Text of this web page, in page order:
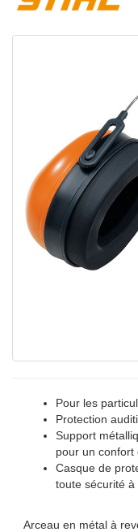
Pour les
Protection
Support
pour un
Casque de
toute sécurité
Arceau en métal à